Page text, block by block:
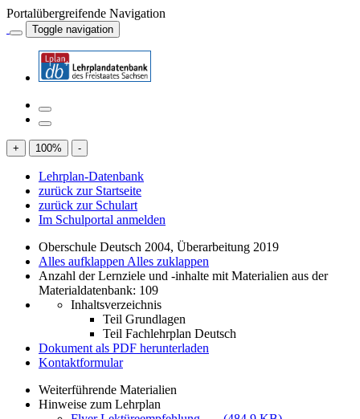
Portalübergreifende Navigation
Toggle navigation
+ 100% -
Lehrplan-Datenbank
zurück zur Startseite
zurück zur Schulart
Im Schulportal anmelden
Oberschule Deutsch 2004, Überarbeitung 2019
Alles aufklappen Alles zuklappen
Anzahl der Lernziele und -inhalte mit Materialien aus der
Materialdatenbank: 109
Inhaltsverzeichnis
Teil Grundlagen
Teil Fachlehrplan Deutsch
Dokument als PDF herunterladen
Kontaktformular
Weiterführende Materialien
Hinweise zum Lehrplan